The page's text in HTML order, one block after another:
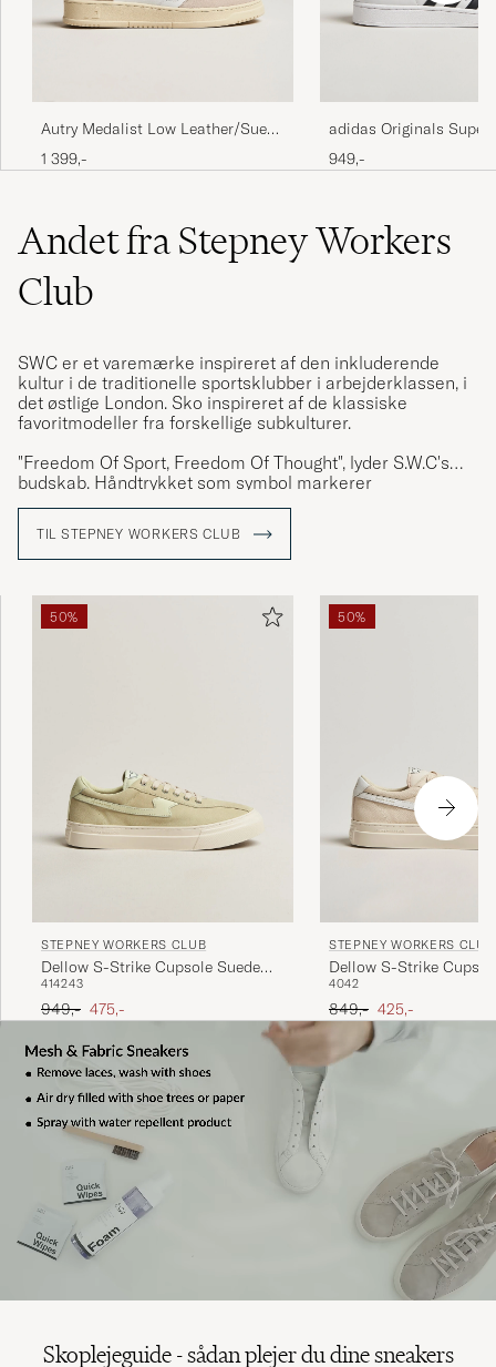
Autry Medalist Low Leather/Suede
Sneaker White/Blue
1 399,-
adidas Originals
Sneaker White/Black
949,-
Andet fra Stepney Workers
Club
SWC er et varemærke inspireret af den inkluderende
kultur i de traditionelle sportsklubber i arbejderklassen, i
det østlige London. Sko inspireret af de klassiske
favoritmodeller fra forskellige subkulturer.
"Freedom Of Sport, Freedom Of Thought", lyder S.W.C's
budskab. Håndtrykket som symbol markerer
virksomhedens værdier, som en arv fra dens
og kulturer.
TIL STEPNEY WORKERS CLUB
50%
STEPNEY WORKERS CLUB
Dellow S-Strike Cupsole Suede
Sneaker Oat
414243
Ordinary pris
949,- Nedsat pris
475,-
50%
STEPNEY WORKERS CLUB
Dellow S-Strike
Sneaker Ecru/White
4042
Ordinary pris
849,- Nedsat pris
425,-
Skoplejeguide - sådan plejer du dine sneakers